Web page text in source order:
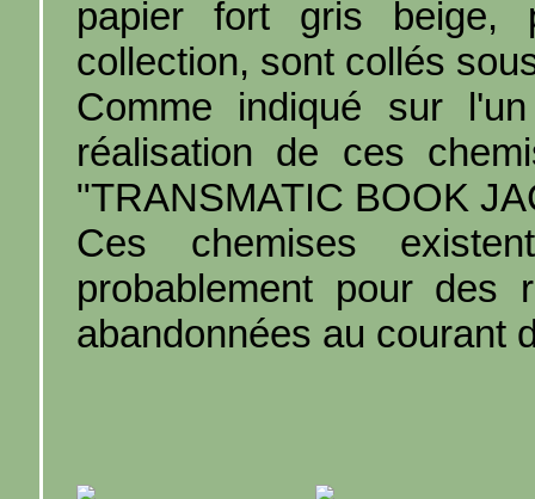
papier fort gris beige,
collection, sont collés
Comme indiqué sur
réalisation de ces
"TRANSMATIC BOOK
Ces chemises
probablement pour des
abandonnées au courant